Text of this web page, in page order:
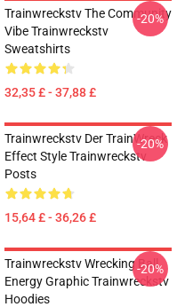
Trainwreckstv The Community
Vibe Trainwreckstv
Sweatshirts
32,35 £ - 37,88 £
-20%
Trainwreckstv Der TrainWreck
Effect Style Trainwreckstv
Posts
15,64 £ - 36,26 £
-20%
Trainwreckstv Wrecking Ball
Energy Graphic Trainwreckstv
Hoodies
-20%